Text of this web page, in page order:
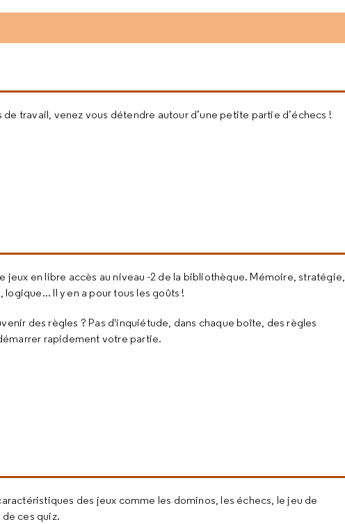
travail, venez vous détendre autour d’une petite partie d’échecs !
jeux en libre accès au niveau -2 de la bibliothèque. Mémoire, stratégie,
Il y en a pour tous les goûts !
des règles ? Pas d'inquiétude, dans chaque boîte, des règles
rapidement votre partie.
des jeux comme les dominos, les échecs, le jeu de
ces quiz.